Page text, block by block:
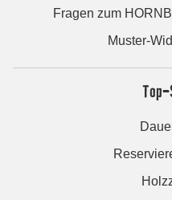
Fragen zum
Muster-